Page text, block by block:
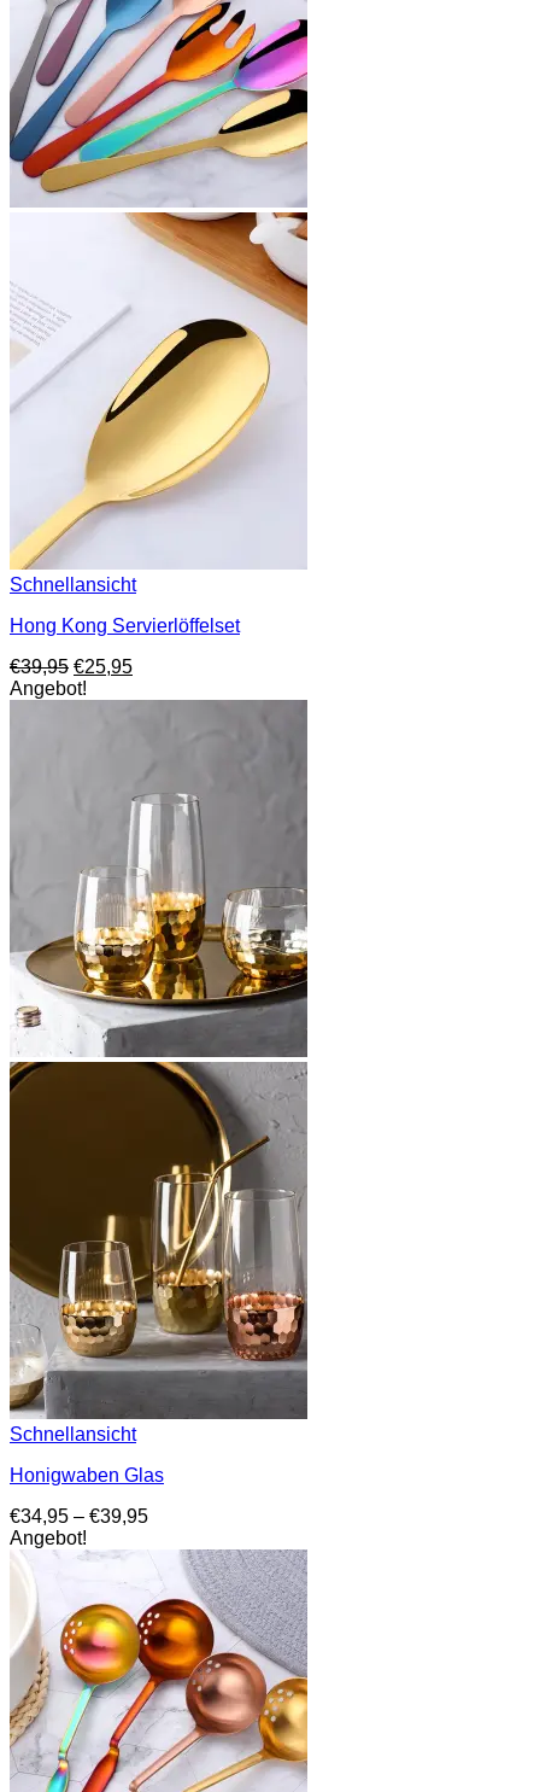
Schnellansicht
Hong Kong Servierlöffelset
€39,95 Ursprünglicher
Preis
€25,95Aktueller
Angebot!
Schnellansicht
Honigwaben Glas
€34,95 – €39,95Preisspanne:
€39,95
Angebot!